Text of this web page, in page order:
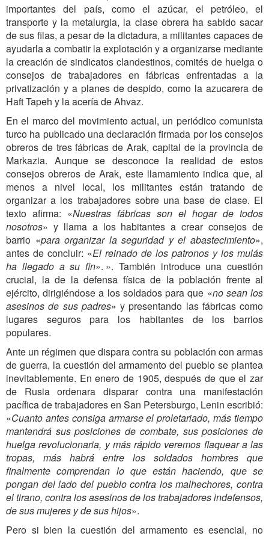
importantes del país, como el azúcar, el petróleo, el
transporte y la metalurgia, la clase obrera ha sabido sacar
de sus filas, a pesar de la dictadura, a militantes capaces de
ayudarla a combatir la explotación y a organizarse mediante
la creación de sindicatos clandestinos, comités de huelga o
consejos de trabajadores en fábricas enfrentadas a la
privatización y a planes de despido, como la azucarera de
Haft Tapeh y la acería de Ahvaz.
En el marco del movimiento actual, un periódico comunista
turco ha publicado una declaración firmada por los consejos
obreros de tres fábricas de Arak, capital de la provincia de
Markazia. Aunque se desconoce la realidad de estos
consejos obreros de Arak, este llamamiento indica que, al
menos a nivel local, los militantes están tratando de
organizar a los trabajadores sobre una base de clase. El
texto afirma: «Nuestras fábricas son el hogar de todos
nosotros» y llama a los habitantes a crear consejos de
barrio «para organizar la seguridad y el abastecimiento»,
antes de concluir: «El reinado de los patronos y los mulás
ha llegado a su fin». ». También introduce una cuestión
crucial, la de la defensa física de la población frente al
ejército, dirigiéndose a los soldados para que «no sean los
asesinos de sus padres» y presentando las fábricas como
lugares seguros para los habitantes de los barrios
populares.
Ante un régimen que dispara contra su población con armas
de guerra, la cuestión del armamento del pueblo se plantea
inevitablemente. En enero de 1905, después de que el zar
de Rusia ordenara disparar contra una manifestación
pacífica de trabajadores en San Petersburgo, Lenin escribió:
«Cuanto antes consiga armarse el proletariado, más tiempo
mantendrá sus posiciones de combate, sus posiciones de
huelga revolucionaria, y más rápido veremos flaquear a las
tropas, más habrá entre los soldados hombres que
finalmente comprendan lo que están haciendo, que se
pongan del lado del pueblo contra los malhechores, contra
el tirano, contra los asesinos de los trabajadores indefensos,
de sus mujeres y de sus hijos».
Pero si bien la cuestión del armamento es esencial, no